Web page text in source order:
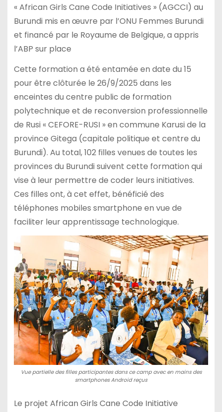
« African Girls Cane Code Initiatives » (AGCCI) au
Burundi mis en œuvre par l’ONU Femmes Burundi
et financé par le Royaume de Belgique, a appris
l’ABP sur place
Cette formation a été entamée en date du 15
pour être clôturée le 26/9/2025 dans les
enceintes du centre public de formation
polytechnique et de reconversion professionnelle
de Rusi « CEFORE-RUSI » en commune Karusi de la
province Gitega (capitale politique et centre du
Burundi). Au total, 102 filles venues de toutes les
provinces du Burundi suivent cette formation qui
vise à leur permettre de coder leurs initiatives.
Ces filles ont, à cet effet, bénéficié des
téléphones mobiles smartphone en vue de
faciliter leur apprentissage technologique.
Vue partielle des filles participantes dans ce camp avec en mains des
smartphones Android reçus
Le projet African Girls Cane Code Initiative